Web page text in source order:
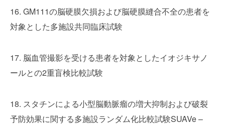
16. GM111の脳硬膜欠損および脳硬膜縫合不全の患者を
対象とした多施設共同臨床試験
17. 脳血管撮影を受ける患者を対象としたイオジキサノ
ールとの2重盲検比較試験
18. スタチンによる小型脳動脈瘤の増大抑制および破裂
予防効果に関する多施設ランダム化比較試験SUAVe –